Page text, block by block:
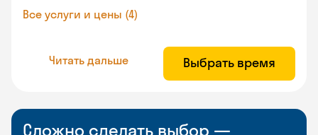
Все услуги и цены (4)
Читать дальше Выбрать время
Сложно сделать выбор —